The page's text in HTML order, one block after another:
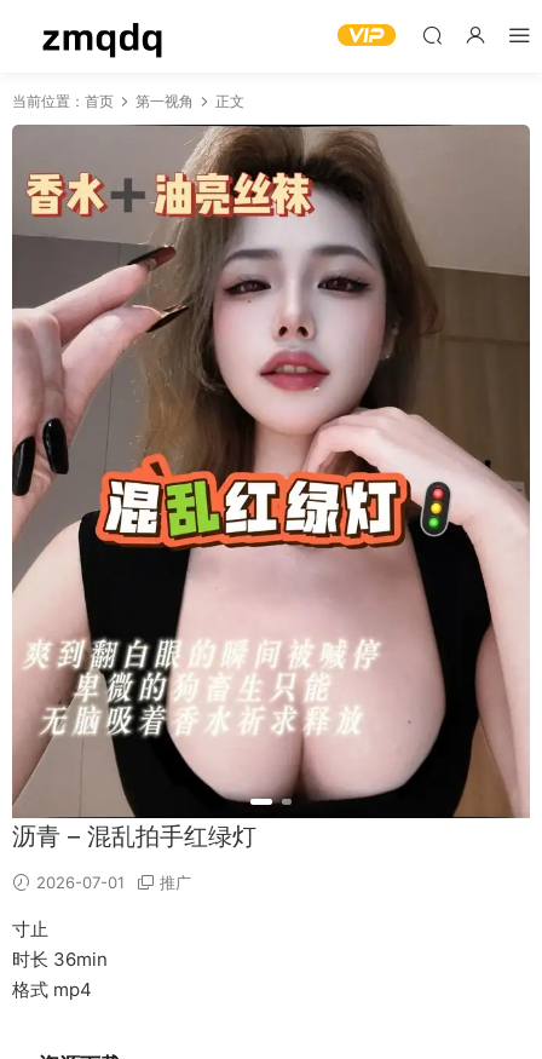
当前位置： 首页 第一视角 正文
沥青 – 混乱拍手红绿灯
2026-07-01 推广
寸止
时长 36min
格式 mp4